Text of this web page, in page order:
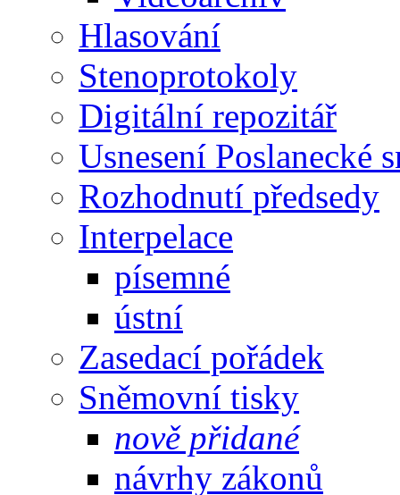
Hlasování
Stenoprotokoly
Digitální repozitář
Usnesení Poslanecké
Rozhodnutí předsedy
Interpelace
písemné
ústní
Zasedací pořádek
Sněmovní tisky
nově přidané
návrhy zákonů